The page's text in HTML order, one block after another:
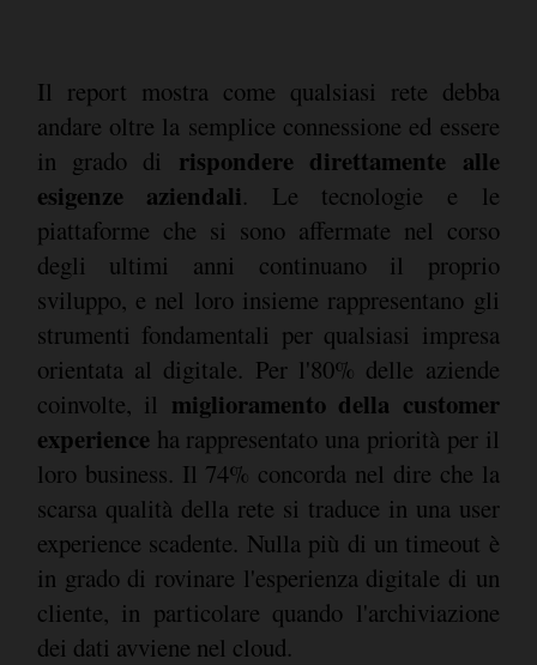
Il report mostra come qualsiasi rete debba
andare oltre la semplice connessione ed essere
in grado di rispondere direttamente alle
esigenze aziendali. Le tecnologie e le
piattaforme che si sono affermate nel corso
degli ultimi anni continuano il proprio
sviluppo, e nel loro insieme rappresentano gli
strumenti fondamentali per qualsiasi impresa
orientata al digitale. Per l'80% delle aziende
coinvolte, il miglioramento della customer
experience ha rappresentato una priorità per il
loro business. Il 74% concorda nel dire che la
scarsa qualità della rete si traduce in una user
experience scadente. Nulla più di un timeout è
in grado di rovinare l'esperienza digitale di un
cliente, in particolare quando l'archiviazione
dei dati avviene nel cloud.